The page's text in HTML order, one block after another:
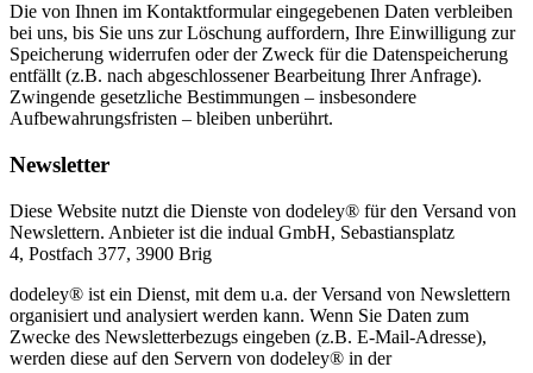
Die von Ihnen im Kontaktformular eingegebenen Daten verbleiben
bei uns, bis Sie uns zur Löschung auffordern, Ihre Einwilligung zur
Speicherung widerrufen oder der Zweck für die Datenspeicherung
entfällt (z.B. nach abgeschlossener Bearbeitung Ihrer Anfrage).
Zwingende gesetzliche Bestimmungen – insbesondere
Aufbewahrungsfristen – bleiben unberührt.
Newsletter
Diese Website nutzt die Dienste von dodeley® für den Versand von
Newslettern. Anbieter ist die indual GmbH, Sebastiansplatz
4, Postfach 377, 3900 Brig
dodeley® ist ein Dienst, mit dem u.a. der Versand von Newslettern
organisiert und analysiert werden kann. Wenn Sie Daten zum
Zwecke des Newsletterbezugs eingeben (z.B. E-Mail-Adresse),
werden diese auf den Servern von dodeley® in der